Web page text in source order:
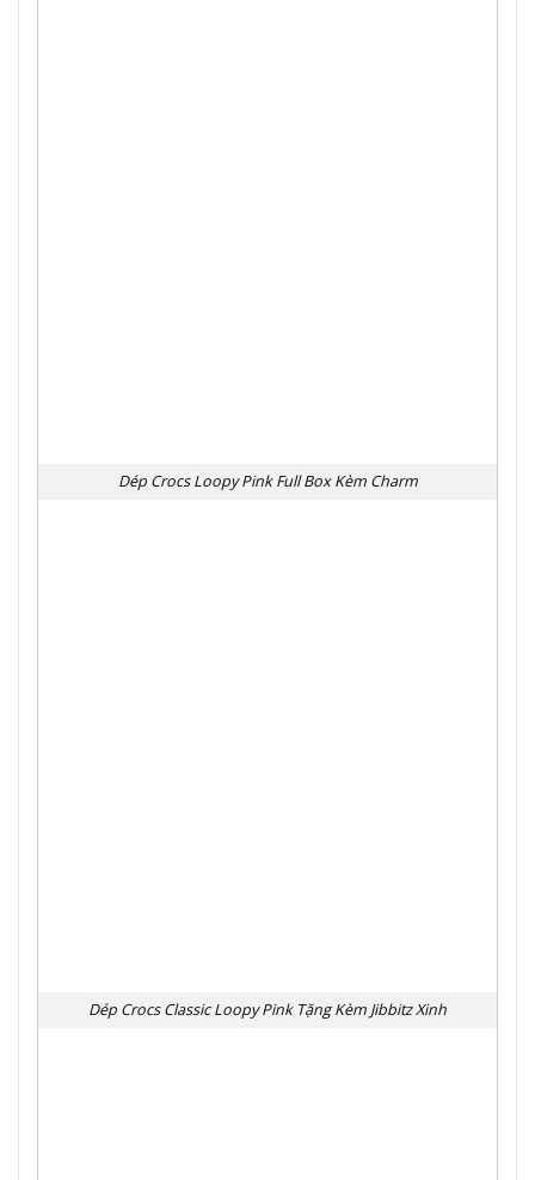
Dép Crocs Loopy Pink Full Box Kèm Charm
Dép Crocs Classic Loopy Pink Tặng Kèm Jibbitz Xinh